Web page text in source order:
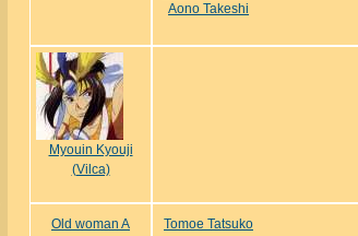
Aono Takeshi
Myouin Kyouji
(Vilca)
Old woman A Tomoe Tatsuko